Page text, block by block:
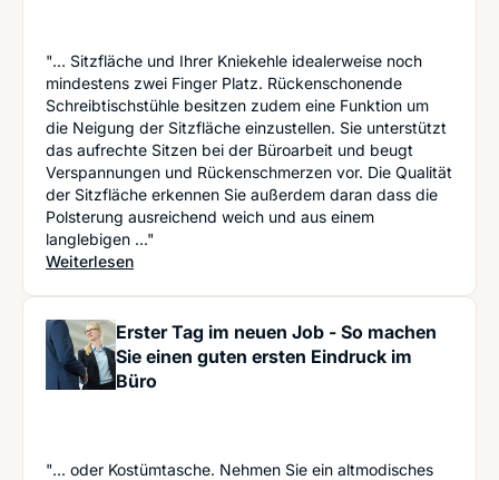
"... Sitzfläche und Ihrer Kniekehle idealerweise noch
mindestens zwei Finger Platz. Rückenschonende
Schreibtischstühle besitzen zudem eine Funktion um
die Neigung der Sitzfläche einzustellen. Sie unterstützt
das aufrechte Sitzen bei der Büroarbeit und beugt
Verspannungen und Rückenschmerzen vor. Die Qualität
der Sitzfläche erkennen Sie außerdem daran dass die
Polsterung ausreichend weich und aus einem
langlebigen ..."
Weiterlesen: Der Rücken wird's Ihnen danken- Woran man
Erster Tag im neuen Job - So machen
Sie einen guten ersten Eindruck im
Büro
"... oder Kostümtasche. Nehmen Sie ein altmodisches